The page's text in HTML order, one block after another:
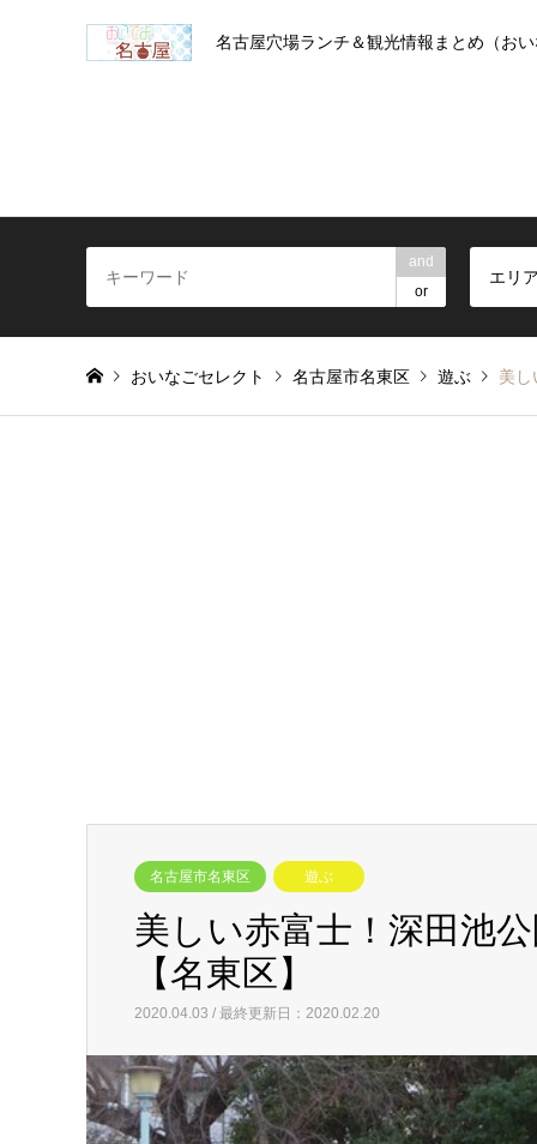
名古屋穴場ランチ＆観光情報まとめ（お
and
or
エリ
おいなごセレクト 名古屋市名東区 遊ぶ 美し
名古屋市名東区 遊ぶ
美しい赤富士！深田池
【名東区】
2020.04.03 / 最終更新日：2020.02.20